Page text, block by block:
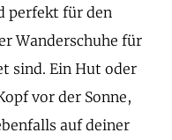
perfekt für den
Wanderschuhe für
sind. Ein Hut oder
vor der Sonne,
auf deiner